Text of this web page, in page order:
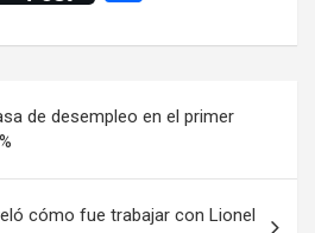
e
gr
m
ail ail
o
M
ail
n
er
m
ar
tir
de desempleo en el primer
cómo fue trabajar con Lionel